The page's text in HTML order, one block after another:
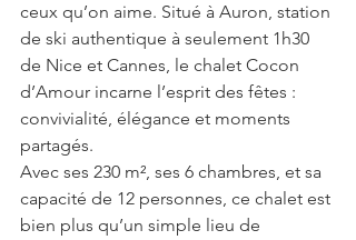
ceux qu’on aime. Situé à Auron, station
de ski authentique à seulement 1h30
de Nice et Cannes, le chalet Cocon
d’Amour incarne l’esprit des fêtes :
convivialité, élégance et moments
partagés.
Avec ses 230 m², ses 6 chambres, et sa
capacité de 12 personnes, ce chalet est
bien plus qu’un simple lieu de